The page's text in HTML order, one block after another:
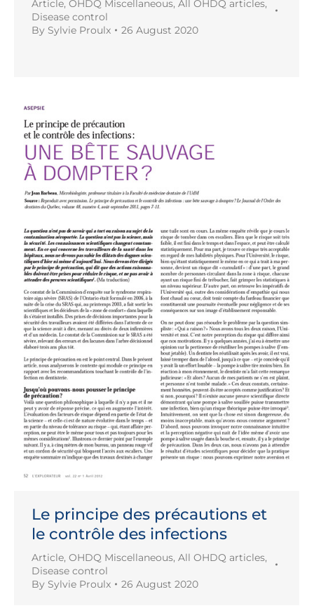
Article, OHDQ Miscellaneous, All OHDQ articles,
Disease control
By Sylvie Proulx 26 August 2020
Le principe des précautions et
le contrôle des infections
Article, OHDQ Miscellaneous, All OHDQ articles,
Disease control
By Sylvie Proulx 26 August 2020